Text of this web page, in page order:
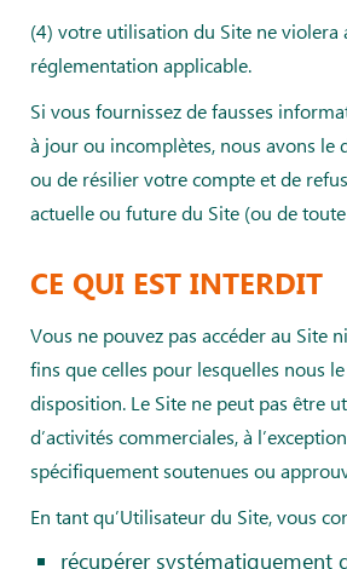
(4) votre utilisation du Site ne violera
réglementation applicable.
Si vous fournissez de fausses
à jour ou incomplètes, nous avons le
ou de résilier votre compte et de
actuelle ou future du Site (ou de
CE QUI EST INTERDIT
Vous ne pouvez pas accéder au Site
fins que celles pour lesquelles nous
disposition. Le Site ne peut pas être
d’activités commerciales, à
spécifiquement soutenues ou
En tant qu’Utilisateur du Site, vous
récupérer systématiquement